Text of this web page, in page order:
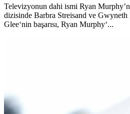
Televizyonun dahi ismi Ryan
dizisinde Barbra Streisand ve
Glee‘nin başarısı, Ryan Murphy‘...